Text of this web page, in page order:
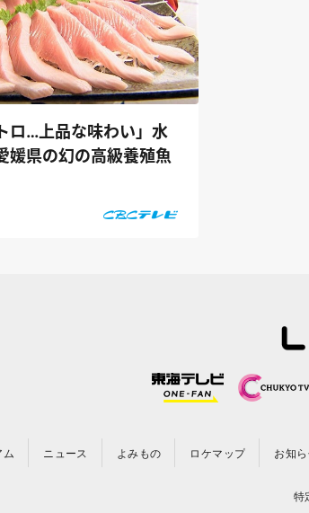
ロ…上品な味わい」水
媛県の幻の高級養殖魚
ム ニュース よみもの ロケマップ お知
特